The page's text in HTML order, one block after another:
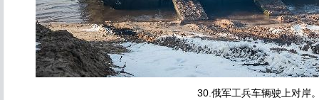
30.俄军工兵车辆驶上对岸